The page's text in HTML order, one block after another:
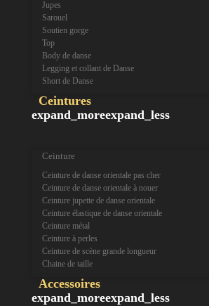
Jupes
Sarouel
Soutien gorge
Top
Body de danse
Legging et collant de Danse
Short de Danse
Ceintures
expand_moreexpand_less
Ceinture
Ceinture de danse orientale pas cher
Ceinture de danse orientale à nouer
Ceinture jupette de danse orientale
Ceinture élastique de danse orientale
Ceinture métal
Ceinture à perles
Ceinture de scène grande longueur
Chaine de taille
Accessoires
expand_moreexpand_less